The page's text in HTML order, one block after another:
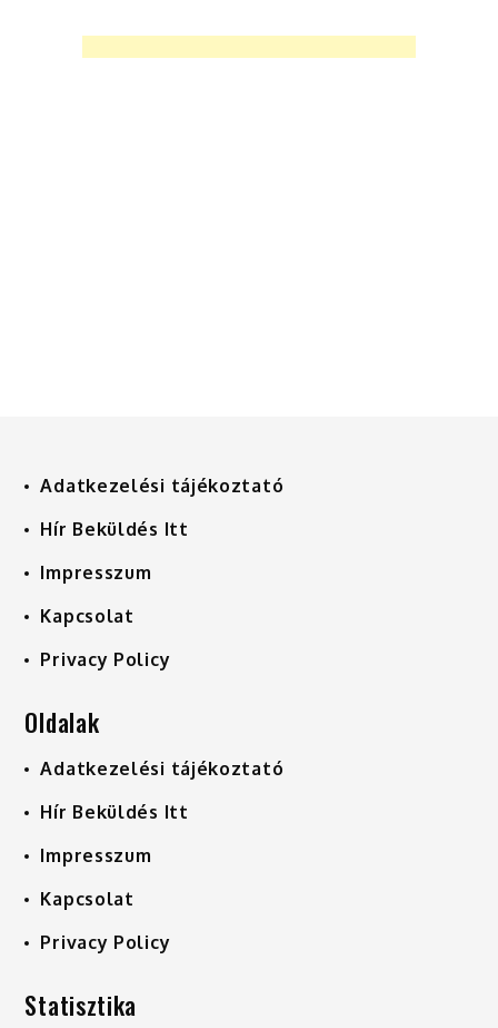
Adatkezelési tájékoztató
Hír Beküldés Itt
Impresszum
Kapcsolat
Privacy Policy
Oldalak
Adatkezelési tájékoztató
Hír Beküldés Itt
Impresszum
Kapcsolat
Privacy Policy
Statisztika